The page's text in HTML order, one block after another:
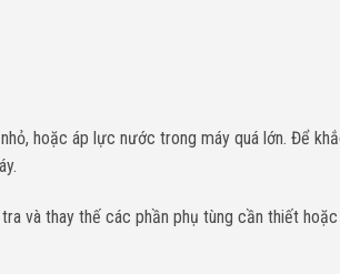
hoặc áp lực nước trong máy quá lớn. Để
và thay thế các phần phụ tùng cần thiết